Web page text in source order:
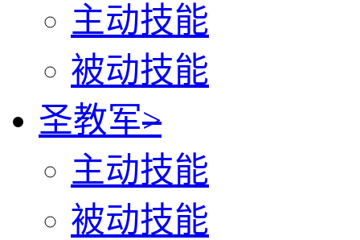
主动技能
被动技能
圣教军>
主动技能
被动技能